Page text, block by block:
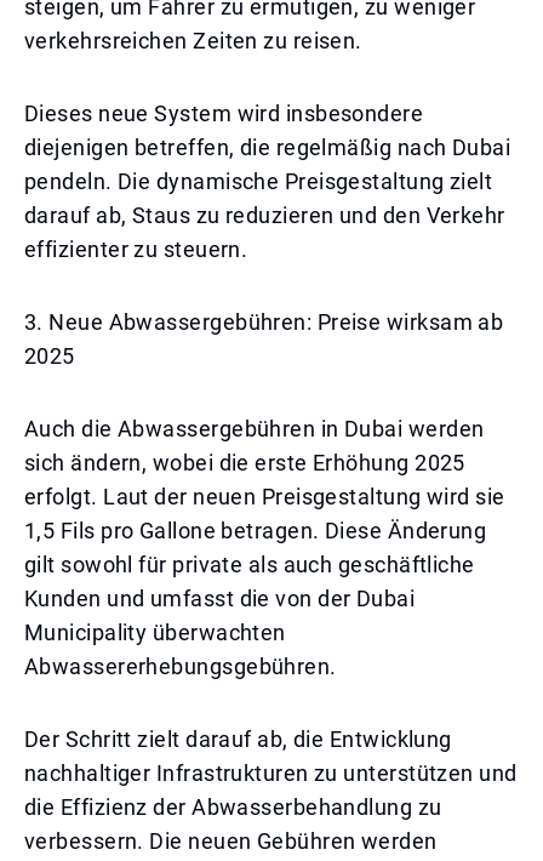
steigen, um Fahrer zu ermutigen, zu weniger
verkehrsreichen Zeiten zu reisen.
Dieses neue System wird insbesondere
diejenigen betreffen, die regelmäßig nach Dubai
pendeln. Die dynamische Preisgestaltung zielt
darauf ab, Staus zu reduzieren und den Verkehr
effizienter zu steuern.
3. Neue Abwassergebühren: Preise wirksam ab
2025
Auch die Abwassergebühren in Dubai werden
sich ändern, wobei die erste Erhöhung 2025
erfolgt. Laut der neuen Preisgestaltung wird sie
1,5 Fils pro Gallone betragen. Diese Änderung
gilt sowohl für private als auch geschäftliche
Kunden und umfasst die von der Dubai
Municipality überwachten
Abwassererhebungsgebühren.
Der Schritt zielt darauf ab, die Entwicklung
nachhaltiger Infrastrukturen zu unterstützen und
die Effizienz der Abwasserbehandlung zu
verbessern. Die neuen Gebühren werden